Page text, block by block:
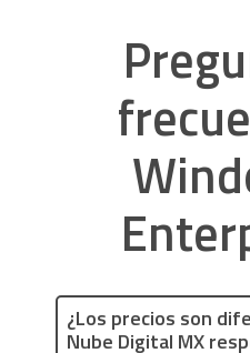
¿Los precios son
Nube Digital MX